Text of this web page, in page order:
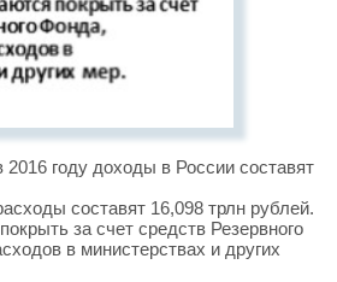
2016 году доходы в России составят
составят 16,098 трлн pублей.
за счет средств Резервного
в министерствах и других